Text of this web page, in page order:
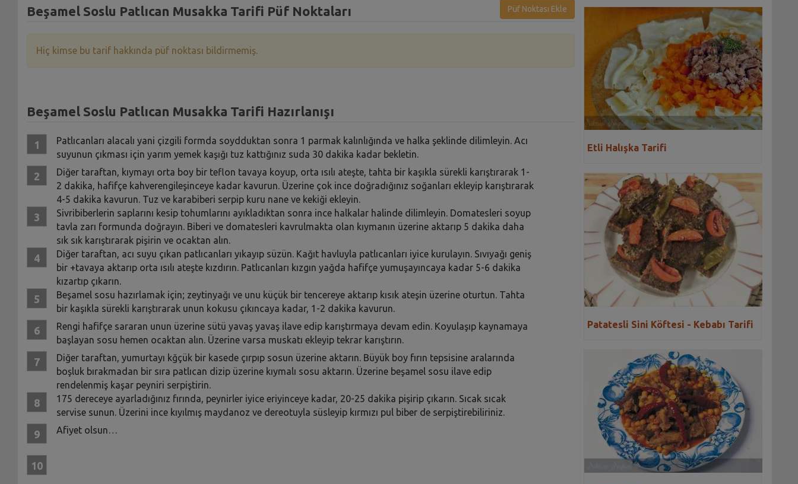
Beşamel Soslu Patlıcan Musakka Tarifi Püf Noktaları Püf Noktası Ekle
Hiç kimse bu tarif hakkında püf noktası bildirmemiş.
Beşamel Soslu Patlıcan Musakka Tarifi Hazırlanışı
Patlıcanları alacalı yani çizgili formda soydduktan sonra 1 parmak kalınlığında ve halka şeklinde dilimleyin. Acı
suyunun çıkması için yarım yemek kaşığı tuz kattığınız suda 30 dakika kadar bekletin.
Diğer taraftan, kıymayı orta boy bir teflon tavaya koyup, orta ısılı ateşte, tahta bir kaşıkla sürekli karıştırarak 1-
2 dakika, hafifçe kahverengileşinceye kadar kavurun. Üzerine çok ince doğradığınız soğanları ekleyip karıştırarak
4-5 dakika kavurun. Tuz ve karabiberi serpip kuru nane ve kekiği ekleyin.
Sivribiberlerin saplarını kesip tohumlarını ayıkladıktan sonra ince halkalar halinde dilimleyin. Domatesleri soyup
tavla zarı formunda doğrayın. Biberi ve domatesleri kavrulmakta olan kıymanın üzerine aktarıp 5 dakika daha
sık sık karıştırarak pişirin ve ocaktan alın.
Diğer taraftan, acı suyu çıkan patlıcanları yıkayıp süzün. Kağıt havluyla patlıcanları iyice kurulayın. Sıvıyağı geniş
bir +tavaya aktarıp orta ısılı ateşte kızdırın. Patlıcanları kızgın yağda hafifçe yumuşayıncaya kadar 5-6 dakika
kızartıp çıkarın.
Beşamel sosu hazırlamak için; zeytinyağı ve unu küçük bir tencereye aktarıp kısık ateşin üzerine oturtun. Tahta
bir kaşıkla sürekli karıştırarak unun kokusu çıkıncaya kadar, 1-2 dakika kavurun.
Rengi hafifçe sararan unun üzerine sütü yavaş yavaş ilave edip karıştırmaya devam edin. Koyulaşıp kaynamaya
başlayan sosu hemen ocaktan alın. Üzerine varsa muskatı ekleyip tekrar karıştırın.
Diğer taraftan, yumurtayı kğçük bir kasede çırpıp sosun üzerine aktarın. Büyük boy fırın tepsisine aralarında
boşluk bırakmadan bir sıra patlıcan dizip üzerine kıymalı sosu aktarın. Üzerine beşamel sosu ilave edip
rendelenmiş kaşar peyniri serpiştirin.
175 dereceye ayarladığınız fırında, peynirler iyice eriyinceye kadar, 20-25 dakika pişirip çıkarın. Sıcak sıcak
servise sunun. Üzerini ince kıyılmış maydanoz ve dereotuyla süsleyip kırmızı pul biber de serpiştirebiliriniz.
Afiyet olsun…
Etli Halışka Tarifi
Patatesli Sini Köftesi - Kebabı Tarifi